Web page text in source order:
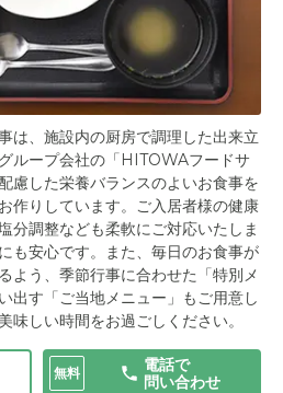
は、施設内の厨房で調理した出来立
ループ会社の「HITOWAフードサ
慮した栄養バランスのよいお食事を
作りしています。ご入居者様の健康
分調整なども柔軟にご対応いたしま
も安心です。また、毎日のお食事が
よう、季節行事に合わせた「特別メ
出す「ご当地メニュー」もご用意し
味しい時間をお過ごしください。
無料
電話で
問い合わせ